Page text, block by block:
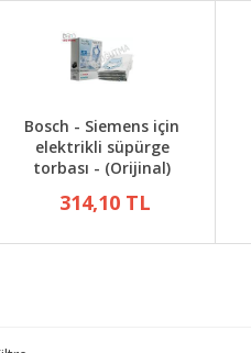
Bosch - Siemens için
elektrikli süpürge
torbası - (Orijinal)
314,10 TL